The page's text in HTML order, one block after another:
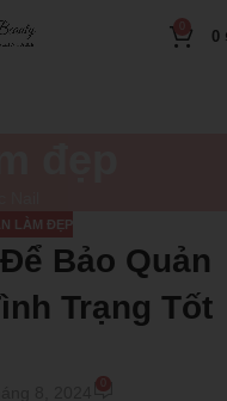
0
LÀM ĐẸP
Bảo Quản
Trạng Tốt